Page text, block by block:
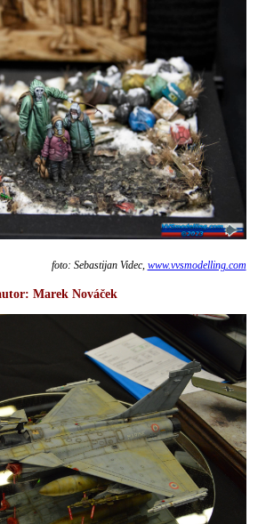
foto: Sebastijan Videc, www.vvsmodelling.com
Marek Nováček